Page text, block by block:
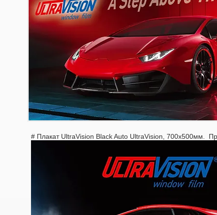
# Плакат UltraVision Black Auto UltraVision, 700х500мм.